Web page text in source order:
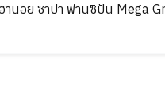
านอย ซาปา ฟานซิปัน Mega